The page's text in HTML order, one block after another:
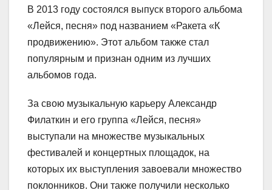
В 2013 году состоялся выпуск второго альбома
«Лейся, песня» под названием «Ракета «К
продвижению». Этот альбом также стал
популярным и признан одним из лучших
альбомов года.
За свою музыкальную карьеру Александр
Филаткин и его группа «Лейся, песня»
выступали на множестве музыкальных
фестивалей и концертных площадок, на
которых их выступления завоевали множество
поклонников. Они также получили несколько